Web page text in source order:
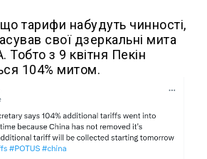
тарифи набудуть чинності,
свої дзеркальні мита
з 9 квітня Пекін
104% митом.